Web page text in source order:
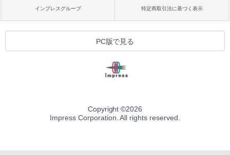
インプレスグループ 特定商取引法に基づく表示
PC版で見る
Copyright ©2026
Impress Corporation. All rights reserved.